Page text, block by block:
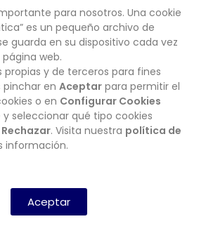
BOLETÍN
para nosotros. Una cookie
es un pequeño archivo de
guarda en su dispositivo cada vez
web.
propias y de terceros para fines
pinchar en Aceptar para permitir el
o en Configurar Cookies
seleccionar qué tipo cookies
Rechazar. Visita nuestra política de
información.
Aceptar